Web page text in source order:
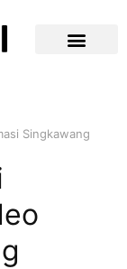
Singkawang